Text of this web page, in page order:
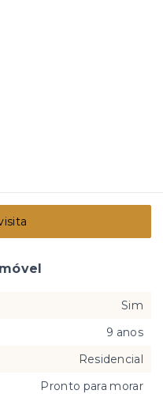
Sim
9 anos
Residencial
Pronto para morar